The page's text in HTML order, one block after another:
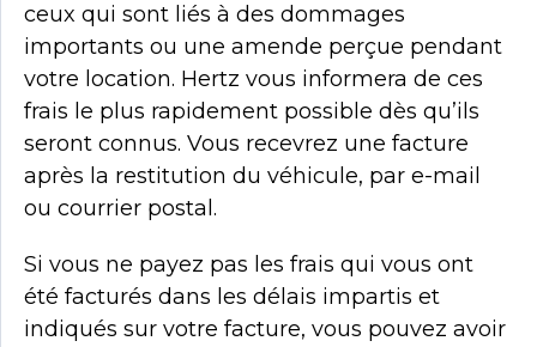
ceux qui sont liés à des dommages
importants ou une amende perçue pendant
votre location. Hertz vous informera de ces
frais le plus rapidement possible dès qu’ils
seront connus. Vous recevrez une facture
après la restitution du véhicule, par e-mail
ou courrier postal.
Si vous ne payez pas les frais qui vous ont
été facturés dans les délais impartis et
indiqués sur votre facture, vous pouvez avoir